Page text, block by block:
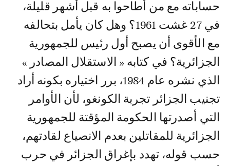
حساباته مع من أطاحوا به قبل أشهر قليلة،
في 27 غشت 1961؟ وهل كان يأمل بتحالفه
مع الأقوى أن يصبح أول رئيس للجمهورية
الجزائرية؟ في كتابه « الاستقلال المصادر »
الذي نشره عام 1984، برر اختياره بكونه أراد
تجنيب الجزائر تجربة الكونغو، لأن الأوامر
التي أصدرتها الحكومة المؤقتة للجمهورية
الجزائرية للمقاتلين بعدم الانصياع لقادتهم،
حسب قوله، تهدد بإغراق الجزائر في حرب